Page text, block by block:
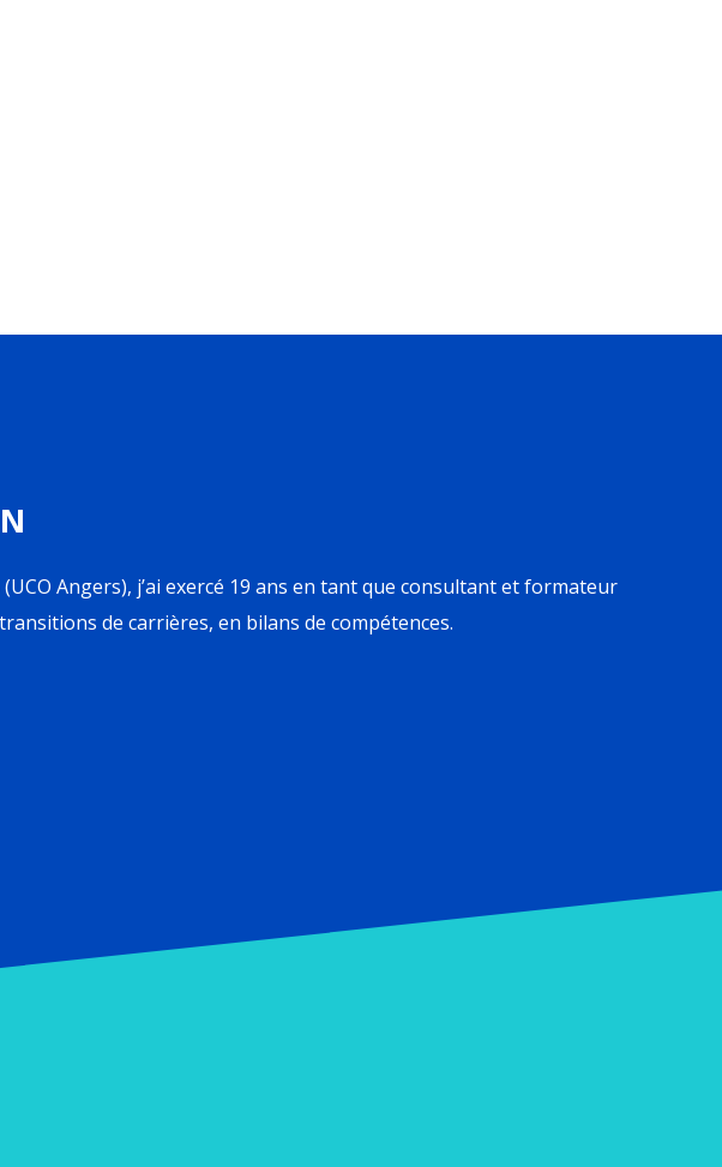
Angers), j’ai exercé 19 ans en tant que consultant et formateur
de carrières, en bilans de compétences.